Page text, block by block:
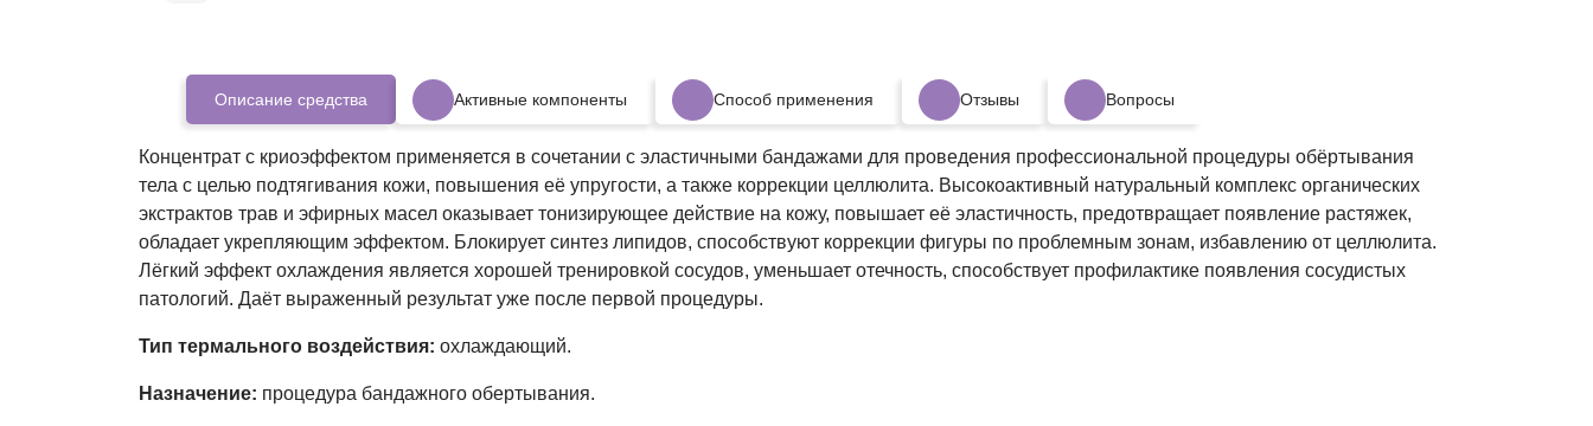
Описание средства Активные компоненты Способ применения Отзывы Вопросы
Концентрат с криоэффектом применяется в сочетании с эластичными бандажами для проведения профессиональной процедуры обёртывания
тела с целью подтягивания кожи, повышения её упругости, а также коррекции целлюлита. Высокоактивный натуральный комплекс органических
экстрактов трав и эфирных масел оказывает тонизирующее действие на кожу, повышает её эластичность, предотвращает появление растяжек,
обладает укрепляющим эффектом. Блокирует синтез липидов, способствуют коррекции фигуры по проблемным зонам, избавлению от целлюлита.
Лёгкий эффект охлаждения является хорошей тренировкой сосудов, уменьшает отечность, способствует профилактике появления сосудистых
патологий. Даёт выраженный результат уже после первой процедуры.
Тип термального воздействия: охлаждающий.
Назначение: процедура бандажного обертывания.